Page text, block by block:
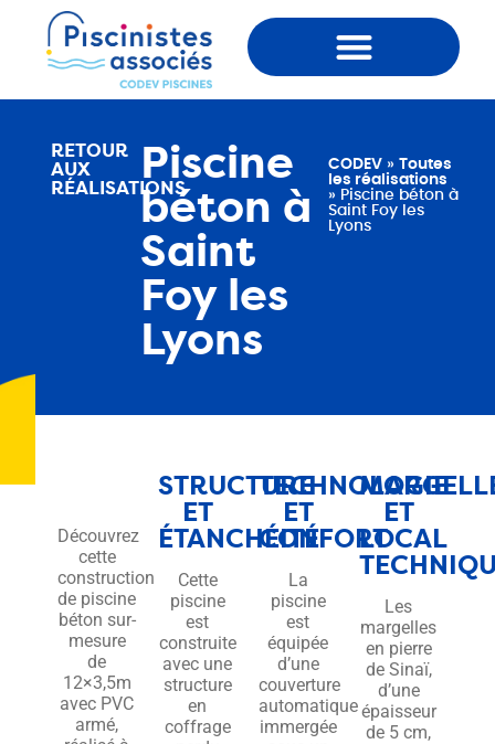
RETOUR
AUX
RÉALISATIONSPiscine
béton à
Saint
Foy les
Lyons
CODEV »Toutes
les réalisations
» Piscine béton à
Saint Foy les
Lyons
Découvrez
cette
construction
de piscine
béton sur-
mesure
de
12×3,5m
avec PVC
armé,
STRUCTURE
ET
ÉTANCHÉITÉ
Cette
piscine
est
construite
avec une
structure
en
coffrage
TECHNOLOGIE
ET
CONFORT
La
piscine
est
équipée
d’une
couverture
automatique
immergée
ET
LOCAL
Les
margelles
en pierre
de Sinaï,
d’une
épaisseur
de 5 cm,